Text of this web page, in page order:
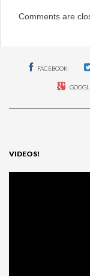
Comments are
FACEBOOK
VIDEOS!